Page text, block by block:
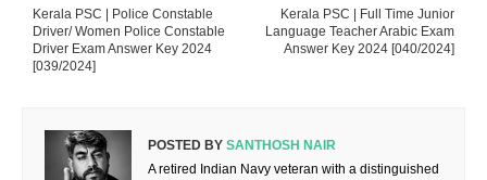
Kerala PSC | Full Time Junior
Language Teacher Arabic Exam
Answer Key 2024 [040/2024]
Kerala PSC | Police Constable
Driver/ Women Police Constable
Driver Exam Answer Key 2024
[039/2024]
POSTED BY SANTHOSH NAIR
A retired Indian Navy veteran with a distinguished